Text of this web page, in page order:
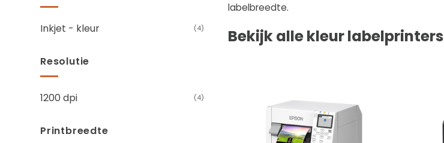
Inkjet - kleur (4)
Resolutie
1200 dpi (4)
Printbreedte
labelbreedte.
Bekijk alle kleur labelprinters